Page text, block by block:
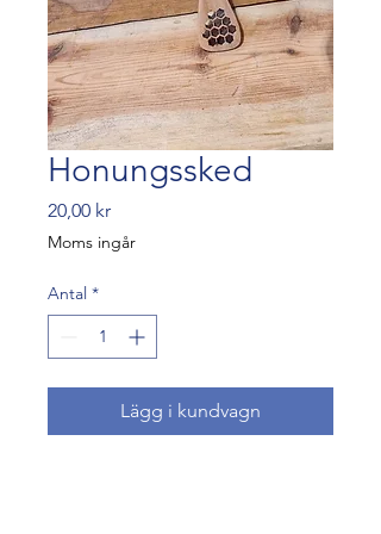
Honungssked
20,00 krPris
Moms ingår
Antal *
Lägg i kundvagn